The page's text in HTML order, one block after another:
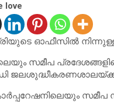
love
ഓഫീസില്‍ നിന്നുള്ള
സമീപ
ജലശുദ്ധീകരണശാലയ്ക്ക്